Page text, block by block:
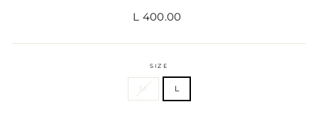
Precio
L 400.00
SIZE
M L